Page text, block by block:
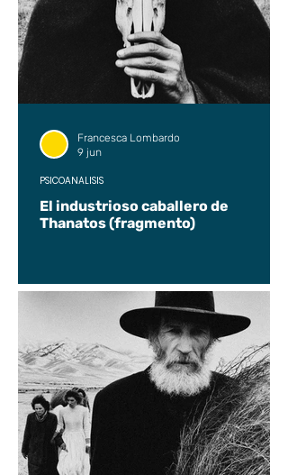
El industrioso caballero de
Thanatos (fragmento)
PSICOANÁLISIS
Francesca Lombardo
9 jun